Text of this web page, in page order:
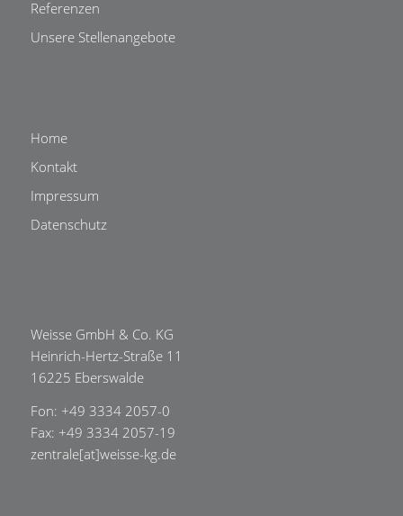
Referenzen
Unsere Stellenangebote
Home
Kontakt
Impressum
Datenschutz
Weisse GmbH & Co. KG
Heinrich-Hertz-Straße 11
16225 Eberswalde
Fon: +49 3334 2057-0
Fax: +49 3334 2057-19
zentrale[at]weisse-kg.de